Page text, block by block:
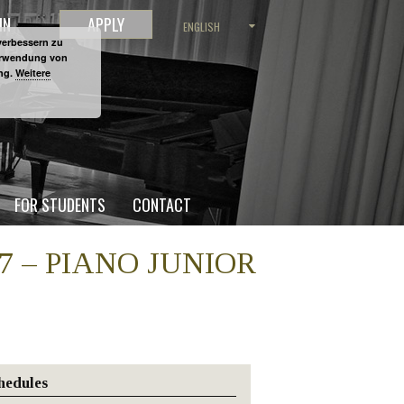
FOR STUDENTS CONTACT
APPLY ENGLISH
– PIANO JUNIOR
zu
von
Weitere